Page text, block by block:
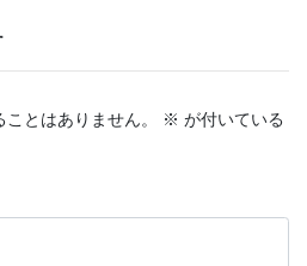
とはありません。 ※ が付いている